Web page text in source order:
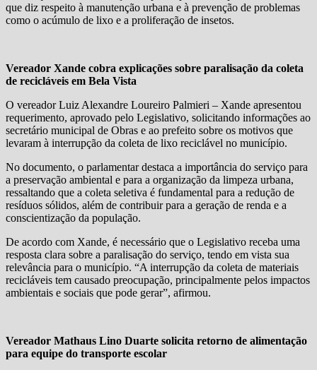
que diz respeito à manutenção urbana e à prevenção de problemas
como o acúmulo de lixo e a proliferação de insetos.
Vereador Xande cobra explicações sobre paralisação da coleta
de recicláveis em Bela Vista
O vereador Luiz Alexandre Loureiro Palmieri – Xande apresentou
requerimento, aprovado pelo Legislativo, solicitando informações ao
secretário municipal de Obras e ao prefeito sobre os motivos que
levaram à interrupção da coleta de lixo reciclável no município.
No documento, o parlamentar destaca a importância do serviço para
a preservação ambiental e para a organização da limpeza urbana,
ressaltando que a coleta seletiva é fundamental para a redução de
resíduos sólidos, além de contribuir para a geração de renda e a
conscientização da população.
De acordo com Xande, é necessário que o Legislativo receba uma
resposta clara sobre a paralisação do serviço, tendo em vista sua
relevância para o município. “A interrupção da coleta de materiais
recicláveis tem causado preocupação, principalmente pelos impactos
ambientais e sociais que pode gerar”, afirmou.
Vereador Mathaus Lino Duarte solicita retorno de alimentação
para equipe do transporte escolar